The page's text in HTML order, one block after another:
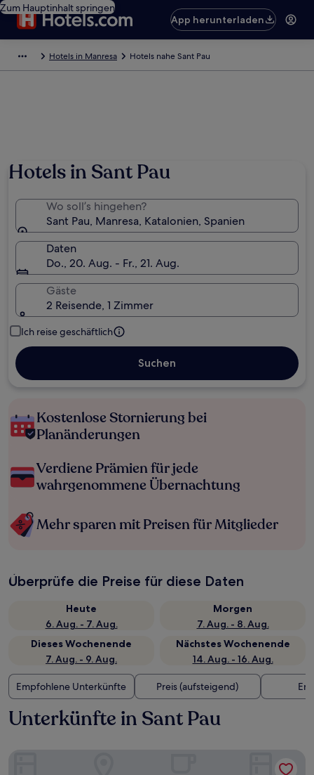
Zum Hauptinhalt springen
App herunterladen
Hotels in Manresa Hotels nahe Sant Pau
Hotels in Sant Pau
Wo soll’s hingehen?
Sant Pau, Manresa, Katalonien, Spanien
Daten
Do., 20. Aug. - Fr., 21. Aug.
Gäste
2 Reisende, 1 Zimmer
Ich reise geschäftlich
Suchen
Kostenlose Stornierung bei
Planänderungen
Verdiene Prämien für jede
wahrgenommene Übernachtung
Mehr sparen mit Preisen für Mitglieder
Überprüfe die Preise für diese Daten
Heute
6. Aug. - 7. Aug.
Morgen
7. Aug. - 8. Aug.
Dieses Wochenende
7. Aug. - 9. Aug.
Nächstes Wochenende
14. Aug. - 16. Aug.
Empfohlene Unterkünfte Preis (aufsteigend)
Unterkünfte in Sant Pau